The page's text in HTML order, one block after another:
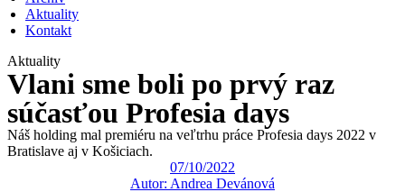
Aktuality
Kontakt
Aktuality
Vlani sme boli po prvý raz
súčasťou Profesia days
Náš holding mal premiéru na veľtrhu práce Profesia days 2022 v
Bratislave aj v Košiciach.
07/10/2022
Autor: Andrea Devánová